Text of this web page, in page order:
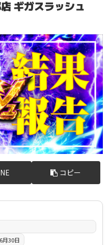
ギガスラッシュ
コピー
月30日